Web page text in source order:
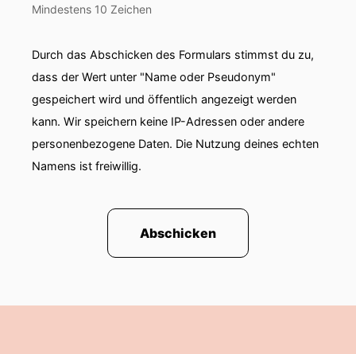
Mindestens 10 Zeichen
Durch das Abschicken des Formulars stimmst du zu,
dass der Wert unter "Name oder Pseudonym"
gespeichert wird und öffentlich angezeigt werden
kann. Wir speichern keine IP-Adressen oder andere
personenbezogene Daten. Die Nutzung deines echten
Namens ist freiwillig.
Abschicken